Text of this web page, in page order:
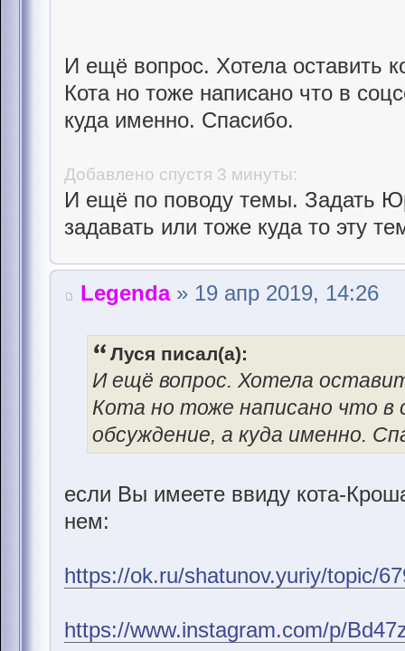
И ещё вопрос. Хотела оставить
Кота но тоже написано что в
куда именно. Спасибо.
Добавлено спустя 3 минуты:
И ещё по поводу темы. Задать
задавать или тоже куда то эту
Legenda» 19 апр 2019, 14:26
Луся писал(а):
И ещё вопрос. Хотела
Кота но тоже написано что в
обсуждение, а куда именно.
если Вы имеете ввиду кота-
нем:
https://ok.ru/shatunov.yuriy/topic/
https://www.instagram.com/p/